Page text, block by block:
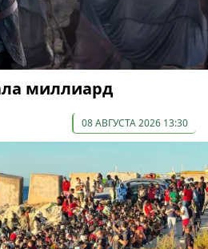
миллиард
08 АВГУСТА 2026 13:30